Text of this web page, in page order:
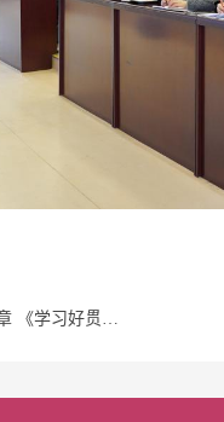
上一篇：《求是》杂志发表习近平总书记重要文章 《学习好贯彻好党的二十届四中全会精神》